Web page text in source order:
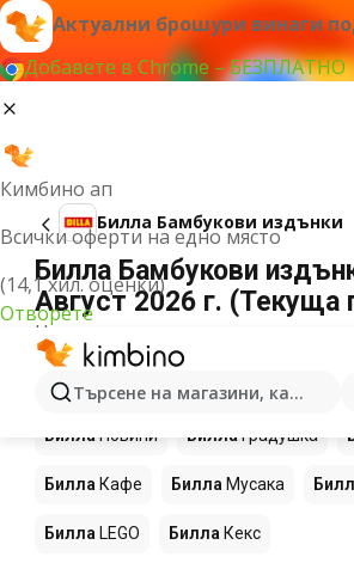
Актуални брошури винаги
Добавете в Chrome – БЕЗПЛАТНО
Кимбино ап
Всички оферти на едно място
(14,1 хил. оценки)
Отворете
Търсене на магазини,
Билла Бамбукови издънки
Билла Бамбукови
Август 2026 г. (Текуща
Не можахме да намерим
термин.
Още продукти в
БиллаНовини БиллаГрадушка
Билла Кафе Билла Мусака
Билла LEGO Билла Кекс